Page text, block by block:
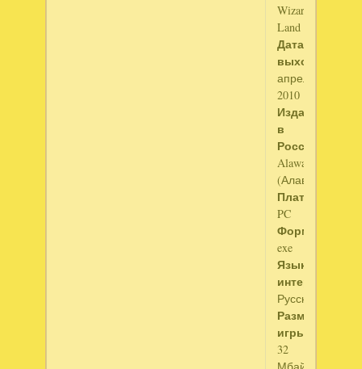
Wizard
Land
Дата
выхода
апрель
2010
Издатель
в
России
Alawar
(Алавар)
Платформа
PC
Формат
exe
Язык
интерфейса
Русский
Размер
игры
32
Мбайта